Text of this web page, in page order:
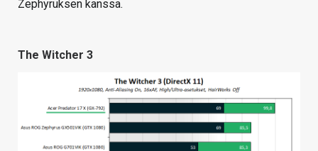
Zephyruksen kanssa.
The Witcher 3